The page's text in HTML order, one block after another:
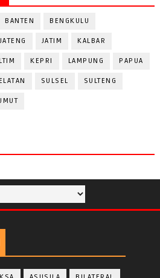
BANTEN BENGKULU
JATENG JATIM KALBAR
KEPRI LAMPUNG PAPUA
SULSEL SULTENG